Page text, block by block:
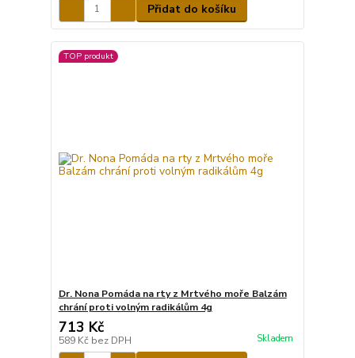
Přidat do košíku
TOP produkt
Dr. Nona Pomáda na rty z Mrtvého moře Balzám
chrání proti volným radikálům 4g
713 Kč
589 Kč bez DPH Skladem